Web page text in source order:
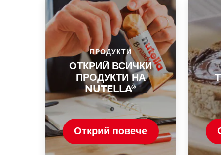
ПРОДУКТИ
ОТКРИЙ ВСИЧКИ
ПРОДУКТИ НА
NUTELLA®
Открий повече